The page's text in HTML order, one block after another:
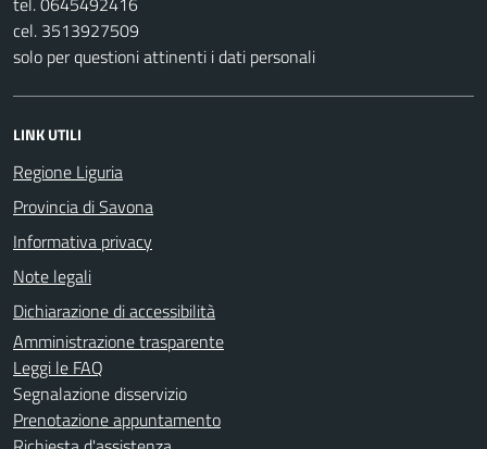
cel. 3513927509
solo per questioni attinenti i dati personali
LINK UTILI
Regione Liguria
Provincia di Savona
Informativa privacy
Note legali
Dichiarazione di accessibilità
Amministrazione trasparente
Leggi le FAQ
Segnalazione disservizio
Prenotazione appuntamento